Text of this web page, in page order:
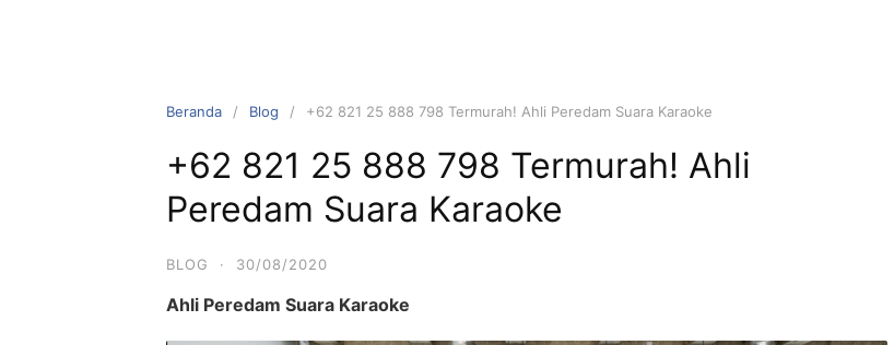
Beranda Blog +62 821 25 888 798 Termurah! Ahli Peredam Suara Karaoke
+62 821 25 888 798 Termurah! Ahli
Peredam Suara Karaoke
BLOG · 30/08/2020
Ahli Peredam Suara Karaoke